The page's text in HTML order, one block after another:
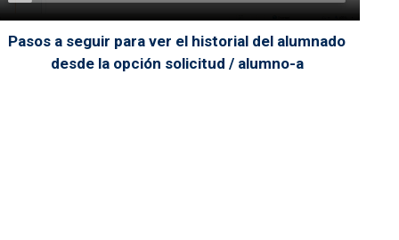
Pasos a seguir para ver el historial del alumnado
desde la opción solicitud / alumno-a